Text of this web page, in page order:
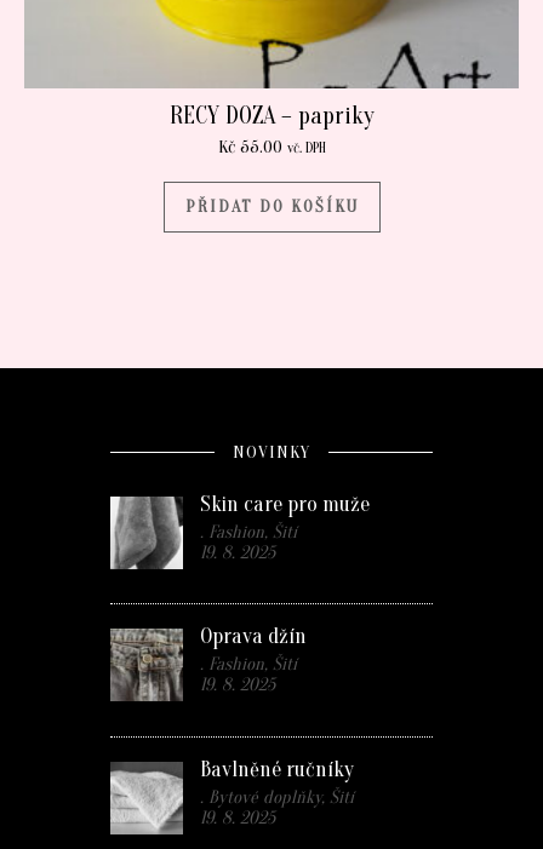
RECY DOZA – papriky
Kč55.00 vč. DPH
PŘIDAT DO KOŠÍKU
NOVINKY
Skin care pro muže
. Fashion, Šití
19. 8. 2025
Oprava džín
. Fashion, Šití
19. 8. 2025
Bavlněné ručníky
. Bytové doplňky, Šití
19. 8. 2025